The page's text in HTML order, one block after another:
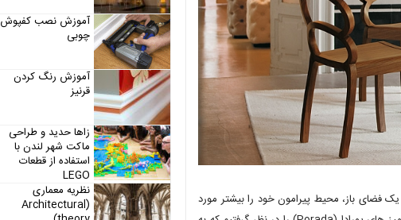
فضای باز، محیط پیرامون خود را بیشتر مورد
آموزش نصب کفپوش
چوبی
آموزش رنگ کردن
قرنیز
زاها حدید و طراحی
ماکت شهر لندن با
استفاده از قطعات
LEGO
نظریه معماری
(Architectural